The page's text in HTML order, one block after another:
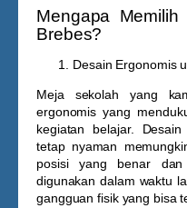
Mengapa
Brebes?
Desain Ergonomis
Meja sekolah yang
ergonomis yang
kegiatan belajar.
tetap nyaman
posisi yang benar
digunakan dalam waktu
gangguan fisik yang bisa